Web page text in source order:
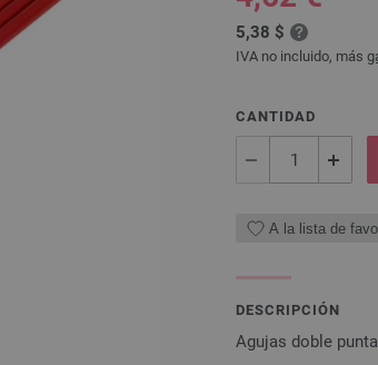
5,38 $
IVA no incluido, más
CANTIDAD
A la lista de
DESCRIPCIÓN
Agujas doble